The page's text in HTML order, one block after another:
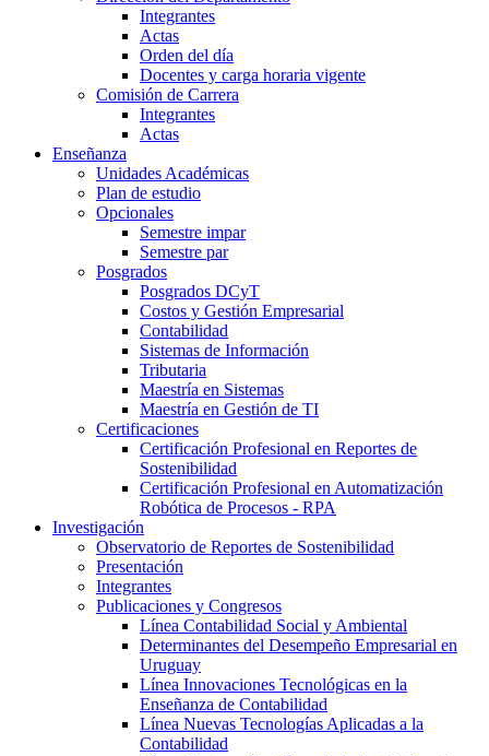
Integrantes
Actas
Orden del día
Docentes y carga horaria vigente
Comisión de Carrera
Integrantes
Actas
Enseñanza
Unidades Académicas
Plan de estudio
Opcionales
Semestre impar
Semestre par
Posgrados
Posgrados DCyT
Costos y Gestión Empresarial
Contabilidad
Sistemas de Información
Tributaria
Maestría en Sistemas
Maestría en Gestión de TI
Certificaciones
Certificación Profesional en Reportes de
Sostenibilidad
Certificación Profesional en Automatización
Robótica de Procesos - RPA
Investigación
Observatorio de Reportes de Sostenibilidad
Presentación
Integrantes
Publicaciones y Congresos
Línea Contabilidad Social y Ambiental
Determinantes del Desempeño Empresarial en
Uruguay
Línea Innovaciones Tecnológicas en la
Enseñanza de Contabilidad
Línea Nuevas Tecnologías Aplicadas a la
Contabilidad